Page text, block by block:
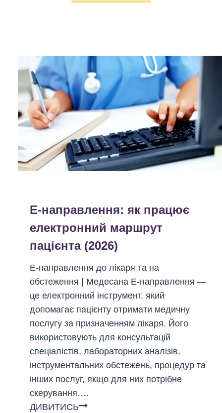
Е-направлення: як працює
електронний маршрут
пацієнта (2026)
Е-направлення до лікаря та на
обстеження | Медесана Е-направлення —
це електронний інструмент, який
допомагає пацієнту отримати медичну
послугу за призначенням лікаря. Його
використовують для консультацій
спеціалістів, лабораторних аналізів,
інструментальних обстежень, процедур та
інших послуг, якщо для них потрібне
скерування….
ДИВИТИСЬЕ